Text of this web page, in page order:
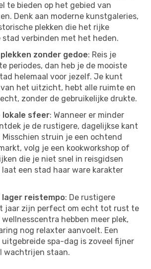
te bieden op het gebied van
Denk aan moderne kunstgaleries,
plekken die het rijke
stad verbinden met het heden.
zonder gedoe: Reis je
periodes, dan heb je de mooiste
helemaal voor jezelf. Je kunt
het uitzicht, hebt alle ruimte en
zonder de gebruikelijke drukte.
lokale sfeer: Wanneer er minder
je de rustigere, dagelijkse kant
Misschien struin je een ochtend
volg je een kookworkshop of
die je niet snel in reisgidsen
een stad haar ware karakter
lager reistempo: De rustigere
jaar zijn perfect om echt tot rust te
wellnesscentra hebben meer plek,
nog relaxter aanvoelt. Een
uitgebreide spa-dag is zoveel fijner
wachtrijen staan.